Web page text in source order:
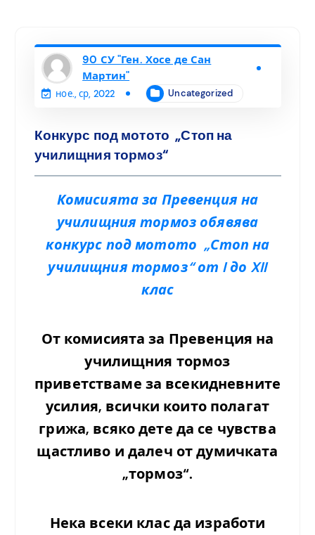
90 СУ "Ген. Хосе де Сан
Мартин"
ное., ср, 2022 Uncategorized
Конкурс под мотото „Стоп на
училищния тормоз“
Комисията за Превенция на
училищния тормоз обявява
конкурс под мотото „Стоп на
училищния тормоз“ от I до XII
клас
От комисията за Превенция на
училищния тормоз
приветстваме за всекидневните
усилия, всички които полагат
грижа, всяко дете да се чувства
щастливо и далеч от думичката
„тормоз“.
Нека всеки клас да изработи